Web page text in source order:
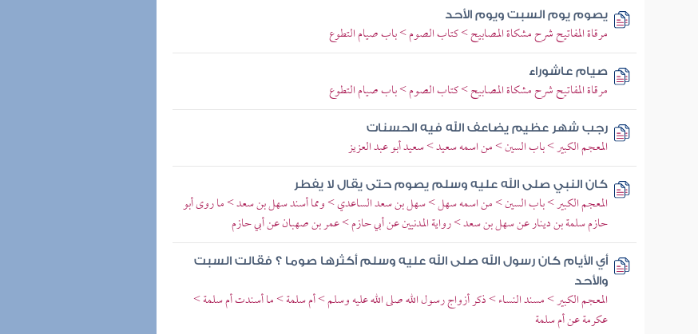
يصوم يوم السبت ويوم الأحد
مرقاة المفاتيح شرح مشكاة المصابيح > كتاب الصوم > باب صيام التطوع
صيام عاشوراء
مرقاة المفاتيح شرح مشكاة المصابيح > كتاب الصوم > باب صيام التطوع
رجب شهر عظيم يضاعف الله فيه الحسنات
المعجم الكبير > باب السين > من اسمه سعيد > سعيد أبو عبد العزيز
كان النبي صلى الله عليه وسلم يصوم حتى يقال لا يفطر
المعجم الكبير > باب السين > من اسمه سهل > سهل بن سعد الساعدي > ومما أسند سهل بن سعد > ما روى أبو
حازم سلمة بن دينار عن سهل بن سعد > رواية المدنيين عن أبي حازم > عمر بن صهبان عن أبي حازم
أي الأيام كان رسول الله صلى الله عليه وسلم أكثرها صوما ؟ فقالت السبت
والأحد
المعجم الكبير > مسند النساء > ذكر أزواج رسول الله صلى الله عليه وسلم > أم سلمة > ما أسندت أم سلمة >
عكرمة عن أم سلمة